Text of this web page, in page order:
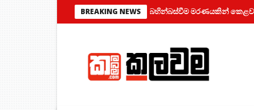
BREAKING NEWS
පියා සහ පුතා අතර බහින්බස්වීම මරණයකින් කෙළවර වෙයි